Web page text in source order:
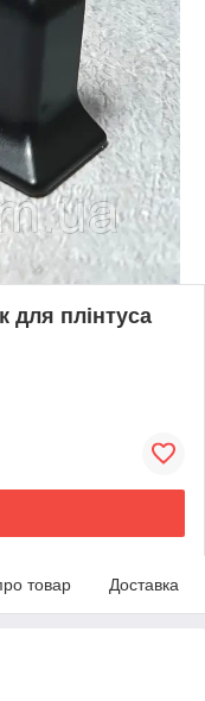
для плінтуса
товар Доставка